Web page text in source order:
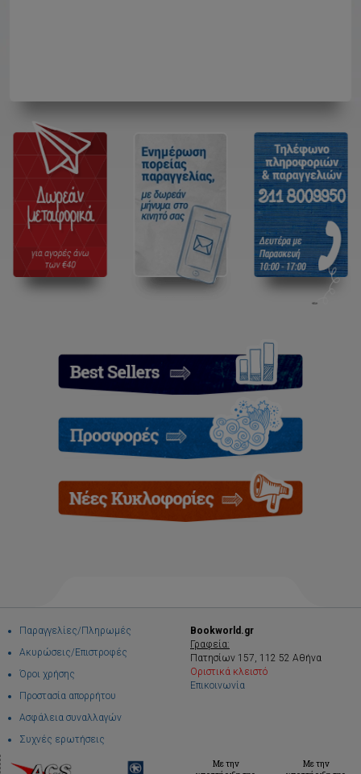
Παραγγελίες/Πληρωμές
Ακυρώσεις/Επιστροφές
Όροι χρήσης
Προστασία απορρήτου
Ασφάλεια συναλλαγών
Συχνές ερωτήσεις
Bookworld.gr
Γραφεία:
Πατησίων 157, 112 52 Αθήνα
Οριστικά κλειστό
Επικοινωνία
Με την
Με την